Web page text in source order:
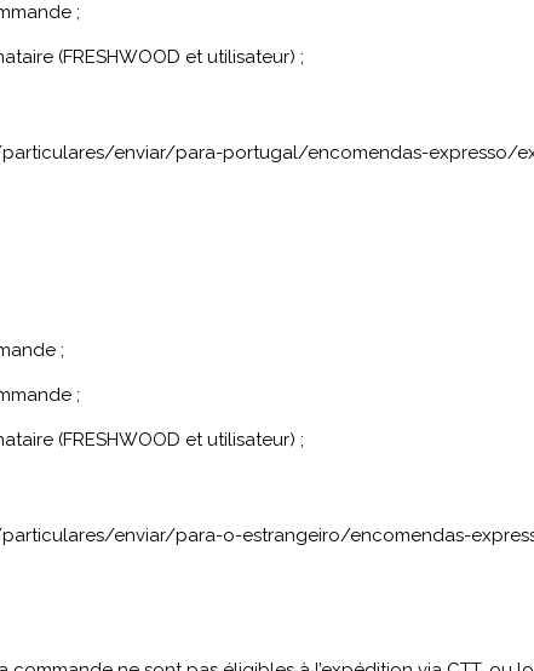
;
(FRESHWOOD et utilisateur) ;
enviar/para-portugal/encomendas-expresso/
;
;
(FRESHWOOD et utilisateur) ;
enviar/para-o-estrangeiro/encomendas-